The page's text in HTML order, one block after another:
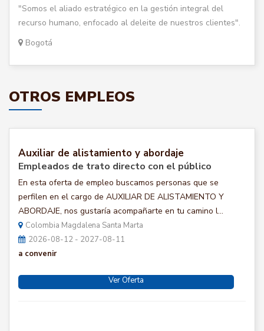
"Somos el aliado estratégico en la gestión integral del
recurso humano, enfocado al deleite de nuestros clientes".
Bogotá
OTROS EMPLEOS
Auxiliar de alistamiento y abordaje
Empleados de trato directo con el público
En esta oferta de empleo buscamos personas que se
perfilen en el cargo de AUXILIAR DE ALISTAMIENTO Y
ABORDAJE, nos gustaría acompañarte en tu camino l...
Colombia Magdalena Santa Marta
2026-08-12 - 2027-08-11
a convenir
Ver Oferta